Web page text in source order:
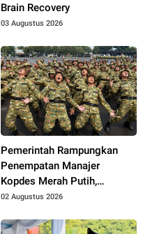
Brain Recovery
03 Augustus 2026
Pemerintah Rampungkan
Penempatan Manajer
Kopdes Merah Putih,
Anggaran Gaji Berpotensi
02 Augustus 2026